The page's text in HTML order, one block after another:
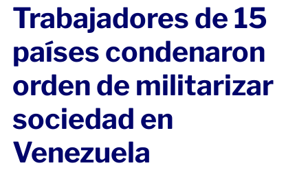
Trabajadores de 15
países condenaron
orden de militarizar
sociedad en
Venezuela